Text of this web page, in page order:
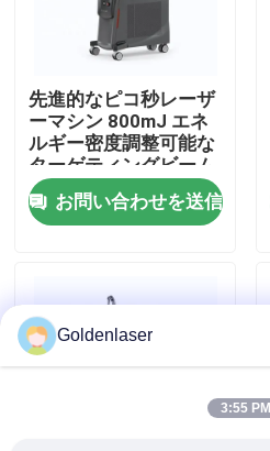
VRショー
私達について
工場旅行
品質管理
私達に連絡しなさい
ニュース
先進的なピコ秒レーザ
ーマシン 800mJ エネ
ルギー密度調整可能な
ターゲティングビーム
お問い合わせを送信
Goldenlaser
3:55 PM